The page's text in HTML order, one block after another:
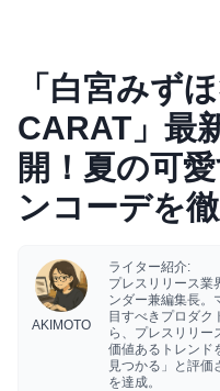
「白宮みず
CARAT」最
開！夏の可
ンコーデを
AKIMOTO
ライター紹介:
プレスリリース業
ンダー兼編集長。
目すべきプロダク
ら、プレスリリー
価値あるトレンド
見つかる」と評価
を達成。